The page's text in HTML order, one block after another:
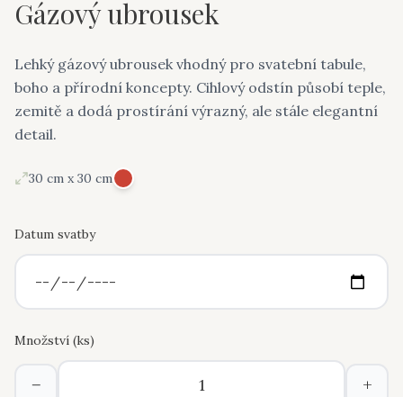
Gázový ubrousek
Lehký gázový ubrousek vhodný pro svatební tabule,
boho a přírodní koncepty. Cihlový odstín působí teple,
zemitě a dodá prostírání výrazný, ale stále elegantní
detail.
30 cm x 30 cm
Datum svatby
Množství (ks)
− +